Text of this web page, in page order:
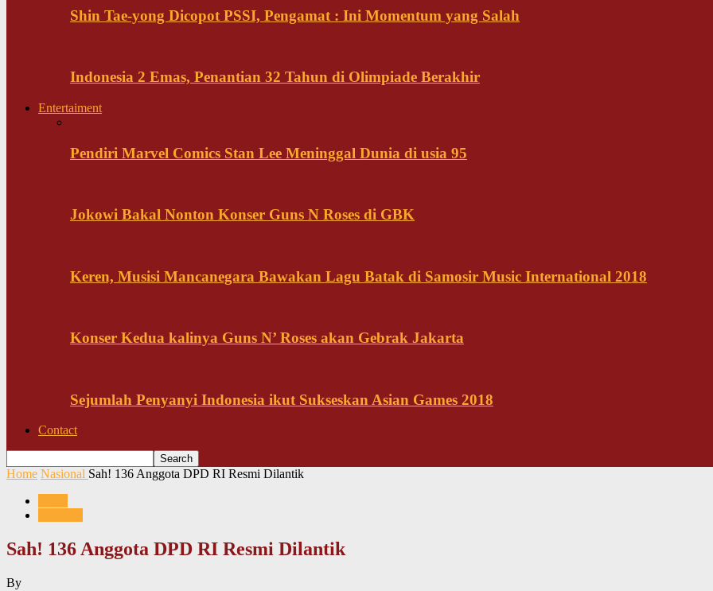
Shin Tae-yong Dicopot PSSI, Pengamat : Ini Momentum yang Salah
Indonesia 2 Emas, Penantian 32 Tahun di Olimpiade Berakhir
Entertaiment
Pendiri Marvel Comics Stan Lee Meninggal Dunia di usia 95
Jokowi Bakal Nonton Konser Guns N Roses di GBK
Keren, Musisi Mancanegara Bawakan Lagu Batak di Samosir Music International 2018
Konser Kedua kalinya Guns N’ Roses akan Gebrak Jakarta
Sejumlah Penyanyi Indonesia ikut Sukseskan Asian Games 2018
Contact
Home Nasional Sah! 136 Anggota DPD RI Resmi Dilantik
Sah! 136 Anggota DPD RI Resmi Dilantik
By